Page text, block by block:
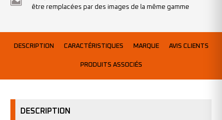
être remplacées par des images de la même gamme
DESCRIPTION CARACTÉRISTIQUES MARQUE AVIS CLIENTS
PRODUITS ASSOCIÉS
DESCRIPTION